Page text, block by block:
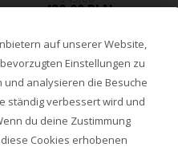
auf unserer Website,
Einstellungen zu
analysieren die Besuche
ständig verbessert wird und
du deine Zustimmung
Cookies erhobenen
420,00 PLN